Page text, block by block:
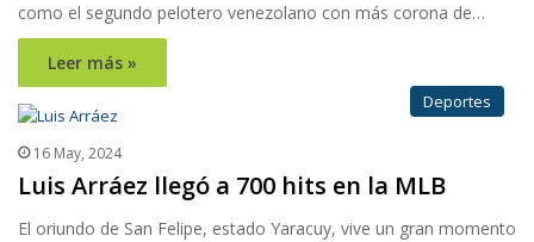
como el segundo pelotero venezolano con más corona de…
Leer más »
Deportes
16 May, 2024
Luis Arráez llegó a 700 hits en la MLB
El oriundo de San Felipe, estado Yaracuy, vive un gran momento